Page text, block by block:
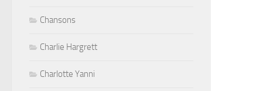
Chansons
Charlie Hargrett
Charlotte Yanni